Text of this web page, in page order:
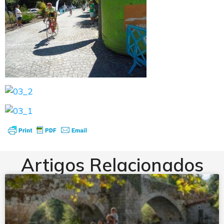
Artigos Relacionados